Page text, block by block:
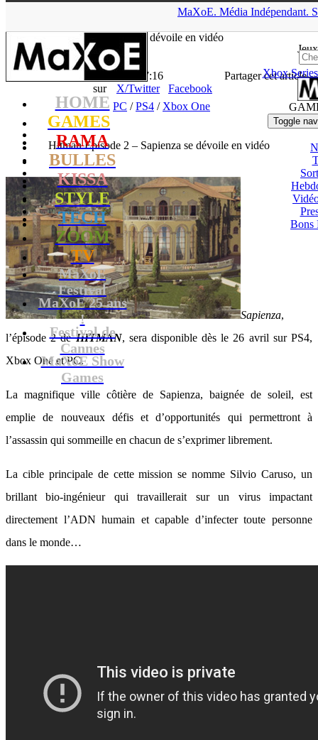
MaXoE. Média Indépendant.
HOME
GAMES
RAMA
BULLES
KISSA
STYLE
TECH
ZOOM
TV
MaXoE
Festival
MaXoE 25 ans
!
Festival de
Cannes
MaXoE Show
Games
Jeux
Xbox
Toggle
Bons
Sapienza se dévoile en vidéo
- 21.04.16, 17:16
Partager cet article
sur
X/Twitter
Facebook
PC /PS4 / Xbox One
Hitman Episode 2 – Sapienza se dévoile en vidéo
Sapienza,
l’épisode 2 deHITMAN, sera disponible dès le 26 avril sur PS4,
Xbox One et PC.
La magnifique ville côtière de Sapienza, baignée de soleil, est
emplie de nouveaux défis et d’opportunités qui permettront à
l’assassin qui sommeille en chacun de s’exprimer librement.
La cible principale de cette mission se nomme Silvio Caruso, un
brillant bio-ingénieur qui travaillerait sur un virus impactant
directement l’ADN humain et capable d’infecter toute personne
dans le monde…